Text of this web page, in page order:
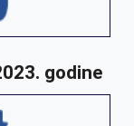
godine